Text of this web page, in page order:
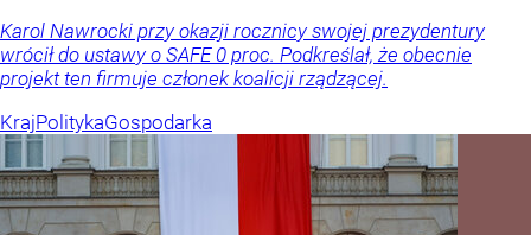
Karol Nawrocki przy okazji rocznicy swojej prezydentury
wrócił do ustawy o SAFE 0 proc. Podkreślał, że obecnie
projekt ten firmuje członek koalicji rządzącej.
KrajPolitykaGospodarka